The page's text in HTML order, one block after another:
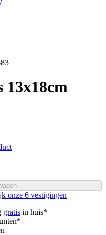
13x18cm
onze 6 vestigingen
gratis in huis*